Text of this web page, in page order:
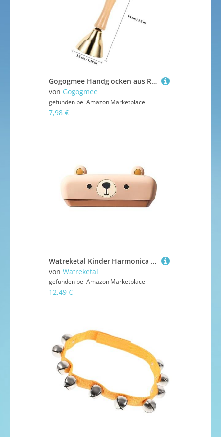
Gogogmee Handglocken aus Reinem Kupfer mit Griff Musikinstrumente für Musikalische Früherziehung Leicht Handlich als Lernspielzeug und Geburtstagsgeschenk für Mädchen und Jungen
von Gogogmee
gefunden bei Amazon Marketplace
7,98 €
Watreketal Kinder Harmonica Spielzeug Cartoon Musical Windinstrument 16 Löcher Für Sensorische Erleuchtung Spielzeug Musikinstrument
von Watreketal
gefunden bei Amazon Marketplace
12,49 €